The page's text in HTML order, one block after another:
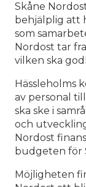
Skåne
behjälplig att
som
Nordost tar
vilken ska
Hässleholms
av personal
ska ske i
och
Nordost
budgeten för
Möjligheten